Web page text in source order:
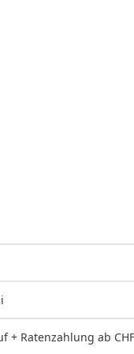
+ Ratenzahlung ab